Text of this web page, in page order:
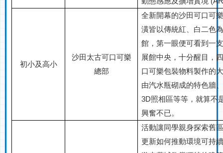
初小及高小
沙田太古可口可樂
總部
全新開幕的沙田可口可
潢皆以傳統紅、白二色
館，第一眼便可看到一
展館中央，十分醒目，
口可樂包裝物料製作的
由汽水瓶砌成的特色牆
3D照相區等等，就算不
興奮不已。
活動讓同學親身探索舊
更新如何推動環境可持